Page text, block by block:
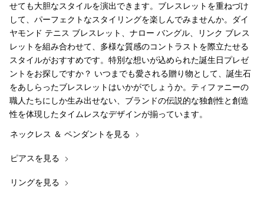
せても大胆なスタイルを演出できます。ブレスレットを重ねづけ
して、パーフェクトなスタイリングを楽しんでみませんか。ダイ
ヤモンド テニス ブレスレット、ナロー バングル、リンク ブレス
レットを組み合わせて、多様な質感のコントラストを際立たせる
スタイルがおすすめです。特別な想いが込められた誕生日プレゼ
ントをお探しですか？ いつまでも愛される贈り物として、誕生石
をあしらったブレスレットはいかがでしょうか。ティファニーの
職人たちにしか生み出せない、ブランドの伝説的な独創性と創造
性を体現したタイムレスなデザインが揃っています。
ネックレス ＆ ペンダントを見る
ピアスを見る
リングを見る